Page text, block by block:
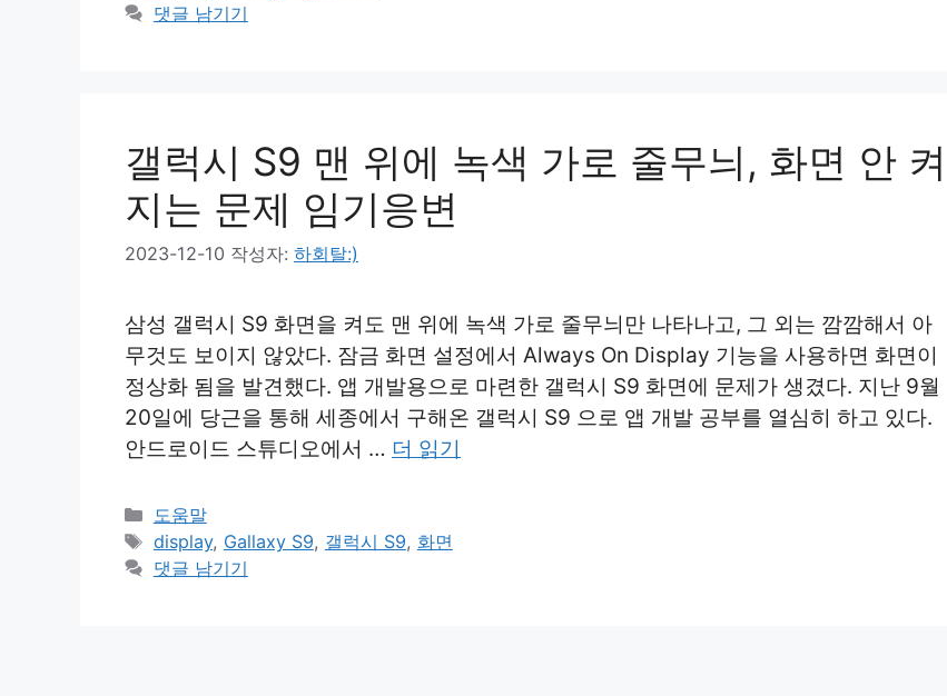
고
그
댓글 남기기
갤럭시 S9 맨 위에 녹색 가로 줄무늬, 화면 안 켜
지는 문제 임기응변
2023-12-10 작성자: 하회탈:)
삼성 갤럭시 S9 화면을 켜도 맨 위에 녹색 가로 줄무늬만 나타나고, 그 외는 깜깜해서 아
무것도 보이지 않았다. 잠금 화면 설정에서 Always On Display 기능을 사용하면 화면이
정상화 됨을 발견했다. 앱 개발용으로 마련한 갤럭시 S9 화면에 문제가 생겼다. 지난 9월
20일에 당근을 통해 세종에서 구해온 갤럭시 S9 으로 앱 개발 공부를 열심히 하고 있다.
안드로이드 스튜디오에서 … 더 읽기
카
테
고
도움말
태
그
display, Gallaxy S9, 갤럭시 S9, 화면
댓글 남기기